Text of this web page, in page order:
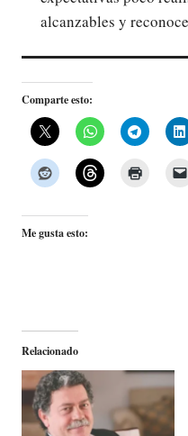
alcanzables y
Comparte esto:
Me gusta esto:
Relacionado